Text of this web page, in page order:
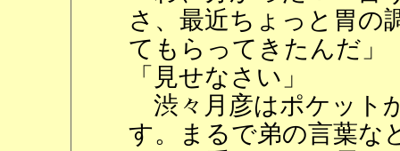
さ、最近ちょっと胃の
てもらってきたんだ」
「見せなさい」
渋々月彦はポケット
す。まるで弟の言葉な